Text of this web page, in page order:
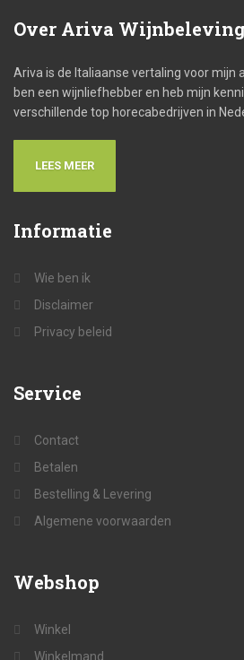
Over Ariva Wijnbeleving
Ariva is de Italiaanse vertaling voor mijn
ben een wijnliefhebber en heb mijn
verschillende top horecabedrijven in
LEES MEER
Informatie
Wie ben ik
Disclaimer
Privacy beleid
Service
Contact
Betalen
Bestelling & Levering
Algemene voorwaarden
Webshop
Winkel
Winkelmand